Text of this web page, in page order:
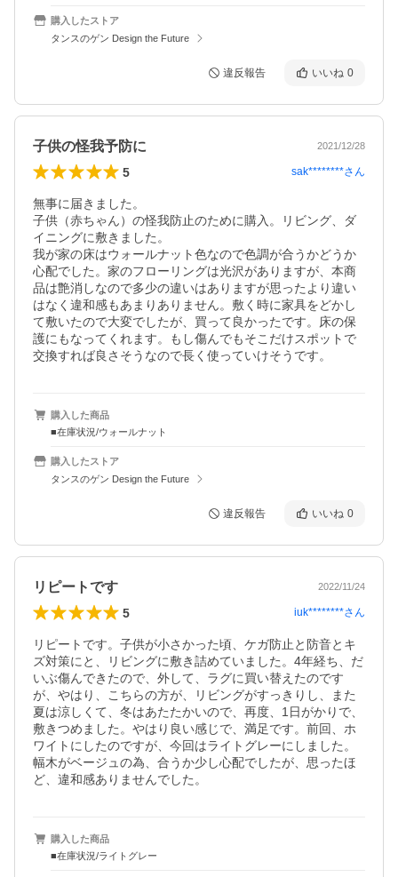
購入したストア
タンスのゲン Design the Future
違反報告 いいね 0
子供の怪我予防に 2021/12/28
5 sak********さん
無事に届きました。
子供（赤ちゃん）の怪我防止のために購入。リビング、ダ
イニングに敷きました。
我が家の床はウォールナット色なので色調が合うかどうか
心配でした。家のフローリングは光沢がありますが、本商
品は艶消しなので多少の違いはありますが思ったより違い
はなく違和感もあまりありません。敷く時に家具をどかし
て敷いたので大変でしたが、買って良かったです。床の保
護にもなってくれます。もし傷んでもそこだけスポットで
交換すれば良さそうなので長く使っていけそうです。
購入した商品
■在庫状況/ウォールナット
購入したストア
タンスのゲン Design the Future
違反報告 いいね 0
リピートです 2022/11/24
5 iuk********さん
リピートです。子供が小さかった頃、ケガ防止と防音とキ
ズ対策にと、リビングに敷き詰めていました。4年経ち、だ
いぶ傷んできたので、外して、ラグに買い替えたのです
が、やはり、こちらの方が、リビングがすっきりし、また
夏は涼しくて、冬はあたたかいので、再度、1日がかりで、
敷きつめました。やはり良い感じで、満足です。前回、ホ
ワイトにしたのですが、今回はライトグレーにしました。
幅木がベージュの為、合うか少し心配でしたが、思ったほ
ど、違和感ありませんでした。
購入した商品
■在庫状況/ライトグレー